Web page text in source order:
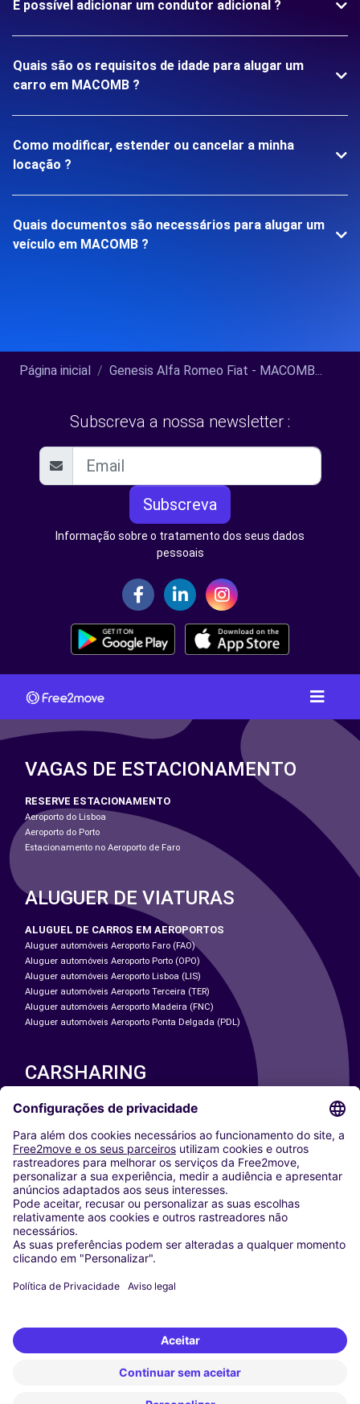
É possível adicionar um condutor adicional ?
Quais são os requisitos de idade para alugar um
carro em MACOMB ?
Como modificar, estender ou cancelar a minha
locação ?
Quais documentos são necessários para alugar um
veículo em MACOMB ?
Página inicial Genesis Alfa Romeo Fiat - MACOMB...
Subscreva a nossa newsletter :
Subscreva
Informação sobre o tratamento dos seus dados
pessoais
VAGAS DE ESTACIONAMENTO
RESERVE ESTACIONAMENTO
Aeroporto do Lisboa
Aeroporto do Porto
Estacionamento no Aeroporto de Faro
ALUGUER DE VIATURAS
ALUGUEL DE CARROS EM AEROPORTOS
Aluguer automóveis Aeroporto Faro (FAO)
Aluguer automóveis Aeroporto Porto (OPO)
Aluguer automóveis Aeroporto Lisboa (LIS)
Aluguer automóveis Aeroporto Terceira (TER)
Aluguer automóveis Aeroporto Madeira (FNC)
Aluguer automóveis Aeroporto Ponta Delgada (PDL)
CARSHARING
NOSSAS CIDADES
Washington DC
Milan
Rome
Turin
Vienna
Berlin
Cologne
Dusseldorf
Frankfurt
Munich